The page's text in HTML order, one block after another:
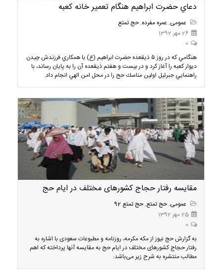
دعاي حضرت ابراهيم هنگام تعمير خانه كعبه
عمومی,عمره مفرده,حج تمتع
26 مهر 1392
0
هنگامي كه در روز ۵ ذيقعده حضرت ابراهيم (ع) با همكاري فرزندش چيدن
ديوار كعبه را آغاز كرد و در بيست و هفتم ذيقعده آن را به پايان رساند، با
راهنمايي جبرئيل اولين مناسك حج را در محل امن الهي انجام داد.
مقایسه رفتار حجاج کشورهای مختلف در ایام حج
عمومی,حج تمتع,حج تمتع 92
25 مهر 1392
0
به گزارش حج نیوز از مکه مکرمه، روزنامه و مطبوعات سعودی با اشاره به
رفتار حجاج کشورهای مختلف در ایام حج به مقایسه آنها پرداخته که اهم
مطالب منتشره به شرح زیر می‌باشد: